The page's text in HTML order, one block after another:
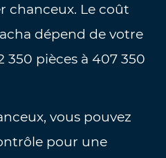
chanceux. Le coût
dépend de votre
350 pièces à 407 350
vous pouvez
pour une